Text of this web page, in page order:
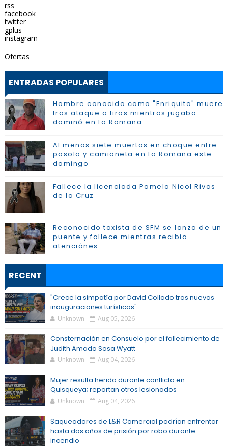
rss
facebook
twitter
gplus
instagram
Ofertas
ENTRADAS POPULARES
Hombre conocido como "Enriquito" muere
tras ataque a tiros mientras jugaba
dominó en La Romana
Al menos siete muertos en choque entre
pasola y camioneta en La Romana este
domingo
Fallece la licenciada Pamela Nicol Rivas
de la Cruz
Reconocido taxista de SFM se lanza de un
puente y fallece mientras recibia
atenciónes.
RECENT
"Crece la simpatía por David Collado tras nuevas
inauguraciones turísticas"
Unknown Aug 05, 2026
Consternación en Consuelo por el fallecimiento de
Judith Amada Sosa Wyatt
Unknown Aug 04, 2026
Mujer resulta herida durante conflicto en
Quisqueya; reportan otros lesionados
Unknown Aug 04, 2026
Saqueadores de L&R Comercial podrían enfrentar
hasta dos años de prisión por robo durante
incendio